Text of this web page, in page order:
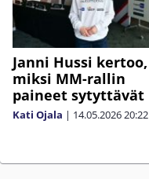
Janni Hussi kertoo,
miksi MM-rallin
paineet sytyttävät
Kati Ojala | 14.05.202620:22